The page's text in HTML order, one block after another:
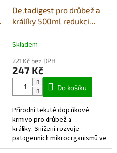
Deltadigest pro drůbež a
králíky 500ml redukci
krůt
Skladem
221 Kč bez DPH
247 Kč
Do košíku
Přírodní tekuté doplňkové
krmivo pro drůbež a
králíky. Snížení rozvoje
patogenních mikroorganismů ve
střevě. Účinný nástroj v boji